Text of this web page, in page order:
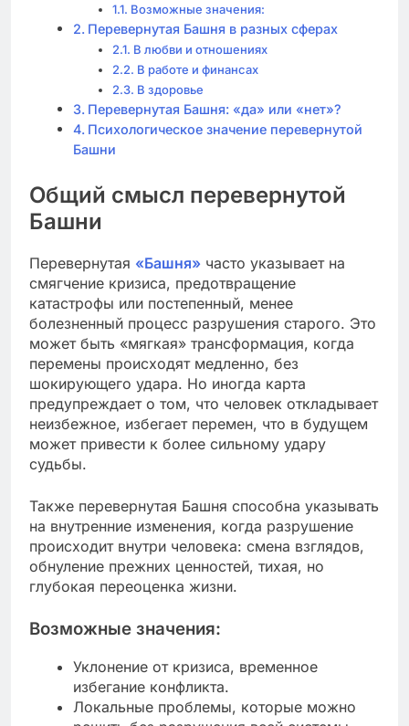
Возможные значения:
Перевернутая Башня в разных сферах
В любви и отношениях
В работе и финансах
В здоровье
Перевернутая Башня: «да» или «нет»?
Психологическое значение перевернутой
Башни
Общий смысл перевернутой
Башни
Перевернутая «Башня» часто указывает на
смягчение кризиса, предотвращение
катастрофы или постепенный, менее
болезненный процесс разрушения старого. Это
может быть «мягкая» трансформация, когда
перемены происходят медленно, без
шокирующего удара. Но иногда карта
предупреждает о том, что человек откладывает
неизбежное, избегает перемен, что в будущем
может привести к более сильному удару
судьбы.
Также перевернутая Башня способна указывать
на внутренние изменения, когда разрушение
происходит внутри человека: смена взглядов,
обнуление прежних ценностей, тихая, но
глубокая переоценка жизни.
Возможные значения:
Уклонение от кризиса, временное
избегание конфликта.
Локальные проблемы, которые можно